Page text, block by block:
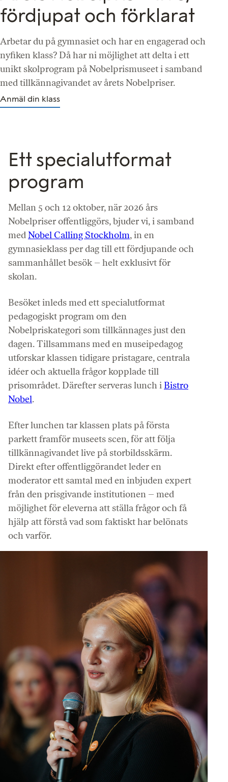
fördjupat och förklarat
Arbetar du på gymnasiet och har en engagerad och
nyfiken klass? Då har ni möjlighet att delta i ett
unikt skolprogram på Nobelprismuseet i samband
med tillkännagivandet av årets Nobelpriser.
Anmäl din klass
Ett specialutformat
program
Mellan 5 och 12 oktober, när 2026 års
Nobelpriser offentliggörs, bjuder vi, i samband
medNobel Calling Stockholm, in en
gymnasieklass per dag till ett fördjupande och
sammanhållet besök – helt exklusivt för
skolan.
Besöket inleds med ett specialutformat
pedagogiskt program om den
Nobelpriskategori som tillkännages just den
dagen. Tillsammans med en museipedagog
utforskar klassen tidigare pristagare, centrala
idéer och aktuella frågor kopplade till
prisområdet. Därefter serveras lunch iBistro
Nobel.
Efter lunchen tar klassen plats på första
parkett framför museets scen, för att följa
tillkännagivandet live på storbildsskärm.
Direkt efter offentliggörandet leder en
moderator ett samtal med en inbjuden expert
från den prisgivande institutionen – med
möjlighet för eleverna att ställa frågor och få
hjälp att förstå vad som faktiskt har belönats
och varför.